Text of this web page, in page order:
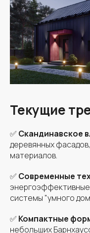
Текущие
✅ Скандинавское
деревянных
материалов.
✅ Современные
системы "умного
✅ Компактные
небольших